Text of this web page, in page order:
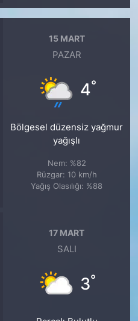
15 MART
PAZAR
4°
Bölgesel düzensiz yağmur
yağışlı
Nem: %82
Rüzgar: 10 km/h
Yağış Olasılığı: %88
17 MART
SALI
3°